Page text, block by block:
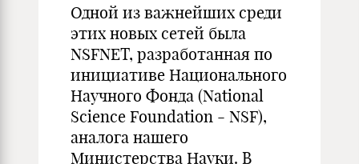
Одной из важнейших среди
этих новых сетей была
NSFNET, разработанная по
инициативе Национального
Научного Фонда (National
Science Foundation - NSF),
аналога нашего
Министерства Науки. В